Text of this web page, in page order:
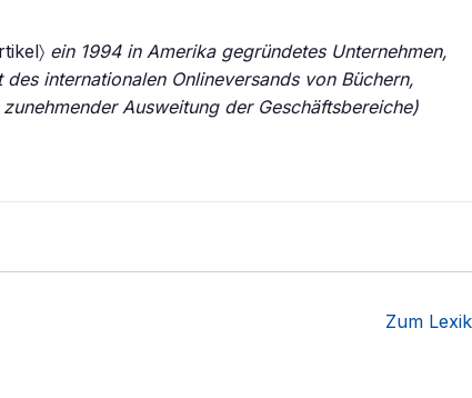
ein 1994 in Amerika gegründetes Unternehmen,
internationalen Onlineversands von Büchern,
Ausweitung der Geschäftsbereiche)
Zum